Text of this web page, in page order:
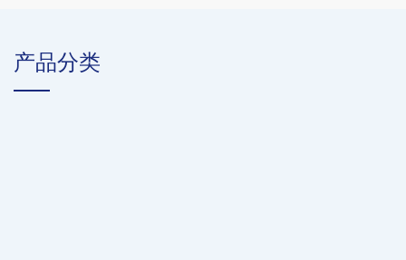
产品分类